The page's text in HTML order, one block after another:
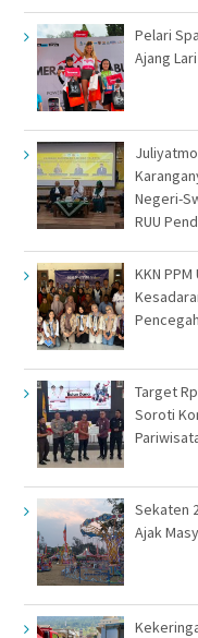
Pelari
Ajang
Negeri-
RUU
KKN
Target
Soroti
Sekaten
Ajak